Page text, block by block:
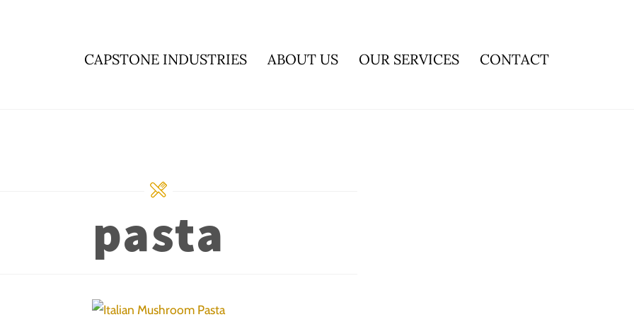
CAPSTONE INDUSTRIES ABOUT US OUR SERVICES CONTACT
pasta